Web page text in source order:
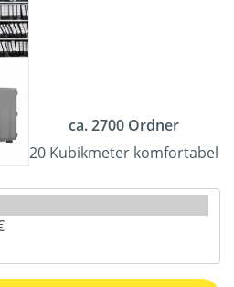
ca. 2700 Ordner
20 Kubikmeter komfortabel